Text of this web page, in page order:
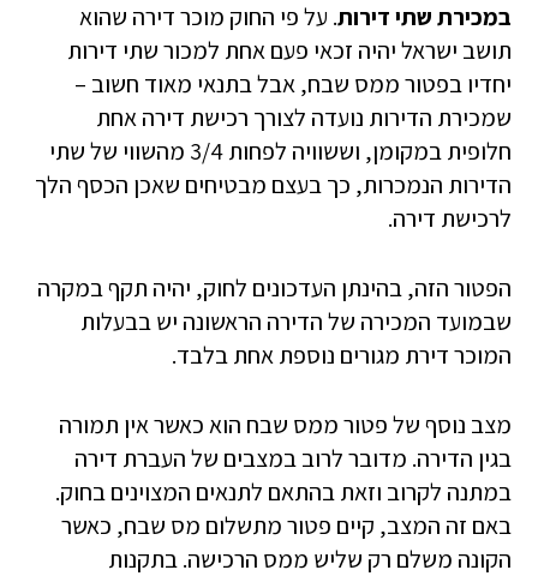
במכירת שתי דירות. על פי החוק מוכר דירה שהוא
תושב ישראל יהיה זכאי פעם אחת למכור שתי דירות
יחדיו בפטור ממס שבח, אבל בתנאי מאוד חשוב –
שמכירת הדירות נועדה לצורך רכישת דירה אחת
חלופית במקומן, וששוויה לפחות 3/4 מהשווי של שתי
הדירות הנמכרות, כך בעצם מבטיחים שאכן הכסף הלך
לרכישת דירה.
הפטור הזה, בהינתן העדכונים לחוק, יהיה תקף במקרה
שבמועד המכירה של הדירה הראשונה יש בבעלות
המוכר דירת מגורים נוספת אחת בלבד.
מצב נוסף של פטור ממס שבח הוא כאשר אין תמורה
בגין הדירה. מדובר לרוב במצבים של העברת דירה
במתנה לקרוב וזאת בהתאם לתנאים המצוינים בחוק.
באם זה המצב, קיים פטור מתשלום מס שבח, כאשר
הקונה משלם רק שליש ממס הרכישה. בתקנות